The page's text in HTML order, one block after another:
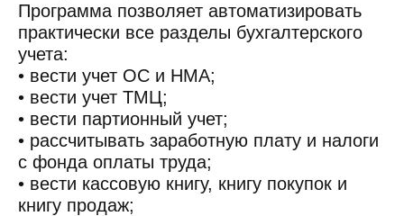
Программа позволяет автоматизировать
практически все разделы бухгалтерского
учета:
• вести учет ОС и НМА;
• вести учет ТМЦ;
• вести партионный учет;
• рассчитывать заработную плату и налоги
с фонда оплаты труда;
• вести кассовую книгу, книгу покупок и
книгу продаж;